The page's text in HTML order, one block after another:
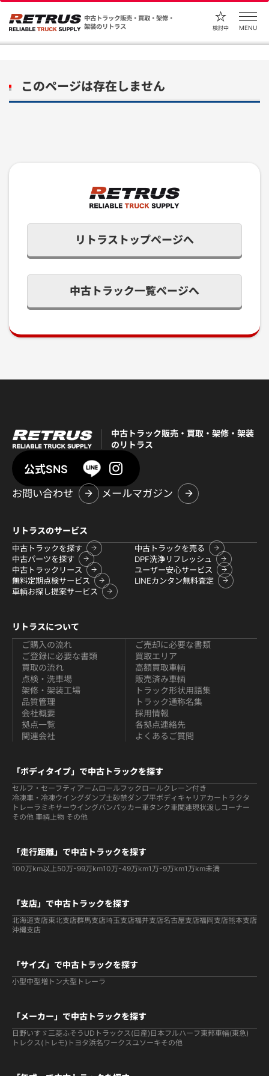
中古トラック販売・買取・架修・
架装のリトラス
検討中 MENU
このページは存在しません
リトラストップページへ
中古トラック一覧ページへ
中古トラック販売・買取・架修・架装
のリトラス
公式SNS
お問い合わせ
メールマガジン
リトラスのサービス
中古トラックを探す
中古トラックを売る
中古パーツを探す
DPF洗浄リフレッシュ
中古トラックリース
ユーザー安心サービス
無料定期点検サービス
LINEカンタン無料査定
車輌お探し提案サービス
リトラスについて
ご購入の流れ
ご登録に必要な書類
買取の流れ
ご売却に必要な書類
買取エリア
高額買取車輌
点検・洗車場
架修・架装工場
品質管理
販売済み車輌
トラック形状用語集
トラック通称名集
会社概要
拠点一覧
関連会社
採用情報
各拠点連絡先
よくあるご質問
「ボディタイプ」で中古トラックを探す
セルフ・セーフティ アームロールフックロールクレーン付き
冷凍車・冷凍ウイングダンプ土砂禁ダンプ平ボディ キャリアカー トラクタ
トレーラ ミキサーウイングバンパッカー車タンク車関連現状渡しコーナー
その他 車輌上物 その他
「走行距離」で中古トラックを探す
100万km以上50万-99万km10万-49万km1万-9万km1万km未満
「支店」で中古トラックを探す
北海道支店東北支店群馬支店埼玉支店福井支店名古屋支店福岡支店熊本支店
沖縄支店
「サイズ」で中古トラックを探す
小型中型増トン大型 トレーラ
「メーカー」で中古トラックを探す
日野いすゞ 三菱ふそう UDトラックス(日産) 日本フルハーフ 東邦車輛(東急)
トレクス(トレモ) トヨタ浜名ワークスユソーキその他